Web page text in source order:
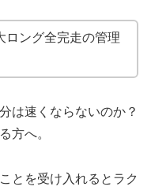
ロング全完走の管理
は速くならないのか？
方へ。
とを受け入れるとラク